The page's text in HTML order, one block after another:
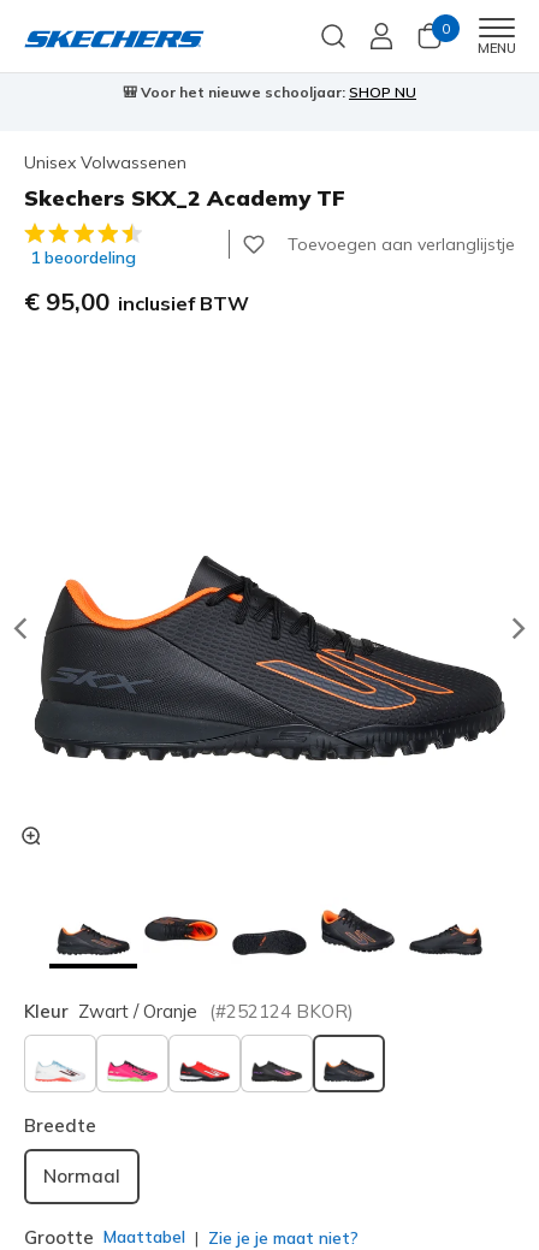
0
MENU
SHOP NU ⭐Skechers VIP:45 dagen
Unisex Volwassenen
Skechers SKX_2 Academy TF
5 van de 5 klantbeoordelingen
1 beoordeling
Toevoegen aan verlanglijstje
€ 95,00 inclusief BTW
Kleur Zwart / Oranje (#252124 BKOR)
geselecteerd
Breedte
Normaal
Grootte Maattabel Zie je je maat niet?